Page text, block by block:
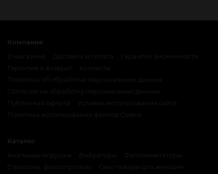
Компания
О магазине
Доставка и оплата
Гарантия анонимности
Политика об обработке персональных данных
Согласие на обработку персональных данных
Публичная оферта
Условия использования сайта
Политика использования файлов Cookie
Каталог
Анальные игрушки
Вибраторы
Фаллоимитаторы
Страпоны, фаллопротезы
Секс-товары для женщин